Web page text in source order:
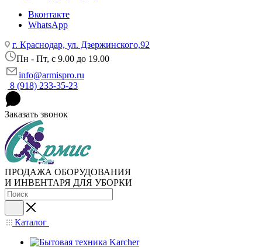
Вконтакте
WhatsApp
г. Краснодар, ул. Дзержинского,92
Пн - Пт, c 9.00 до 19.00
info@armispro.ru
8 (918) 233-35-23
Заказать звонок
ПРОДАЖА ОБОРУДОВАНИЯ
И ИНВЕНТАРЯ ДЛЯ УБОРКИ
Каталог